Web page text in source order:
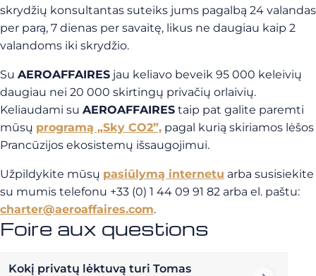
skrydžių konsultantas suteiks jums pagalbą 24 valandas
per parą, 7 dienas per savaitę, likus ne daugiau kaip 2
valandoms iki skrydžio.
Su AEROAFFAIRES jau keliavo beveik 95 000 keleivių
daugiau nei 20 000 skirtingų privačių orlaivių.
Keliaudami su AEROAFFAIRES taip pat galite paremti
mūsų programą „Sky CO2”, pagal kurią skiriamos lėšos
Prancūzijos ekosistemų išsaugojimui.
Užpildykite mūsų pasiūlymą internetu arba susisiekite
su mumis telefonu +33 (0) 1 44 09 91 82 arba el. paštu:
charter@aeroaffaires.com.
Foire aux questions
Kokį privatų lėktuvą turi Tomas